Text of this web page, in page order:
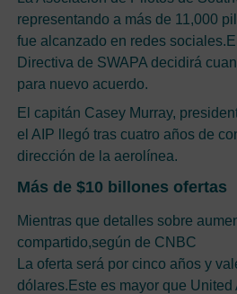
representando a más de 11,000
fue alcanzado en redes
Directiva de SWAPA decidirá
para nuevo acuerdo.
El capitán Casey Murray,
el AIP llegó tras cuatro años de
dirección de la aerolínea.
Más de $10 billones ofertas
Mientras que detalles sobre
compartido,según de CNBC
La oferta será por cinco años y
dólares.Este es mayor que